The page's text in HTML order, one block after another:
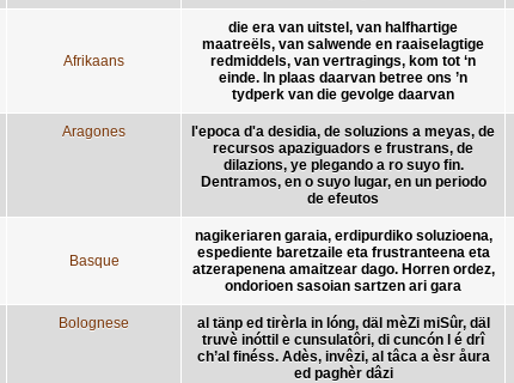
Afrikaans
die era van uitstel, van halfhartige
maatreëls, van salwende en raaiselagtige
redmiddels, van vertragings, kom tot ‘n
einde. In plaas daarvan betree ons ’n
tydperk van die gevolge daarvan
Aragones
l'epoca d'a desidia, de soluzions a meyas, de
recursos apaziguadors e frustrans, de
dilazions, ye plegando a ro suyo fin.
Dentramos, en o suyo lugar, en un periodo
de efeutos
Basque
nagikeriaren garaia, erdipurdiko soluzioena,
espediente baretzaile eta frustranteena eta
atzerapenena amaitzear dago. Horren ordez,
ondorioen sasoian sartzen ari gara
Bolognese
al tänp ed tirèrla in lóng, däl mèZi miSûr, däl
truvè inóttil e cunsulatôri, di cuncón l é drî
ch’al finéss. Adès, invêzi, al tâca a èsr åura
ed paghèr dâzi